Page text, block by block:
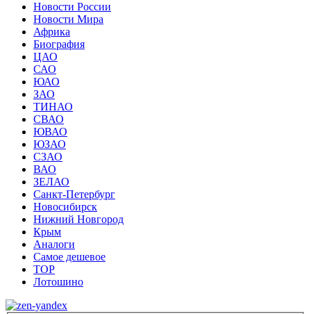
Новости России
Новости Мира
Африка
Биография
ЦАО
САО
ЮАО
ЗАО
ТИНАО
СВАО
ЮВАО
ЮЗАО
СЗАО
ВАО
ЗЕЛАО
Санкт-Петербург
Новосибирск
Нижний Новгород
Крым
Аналоги
Самое дешевое
TOP
Лотошино